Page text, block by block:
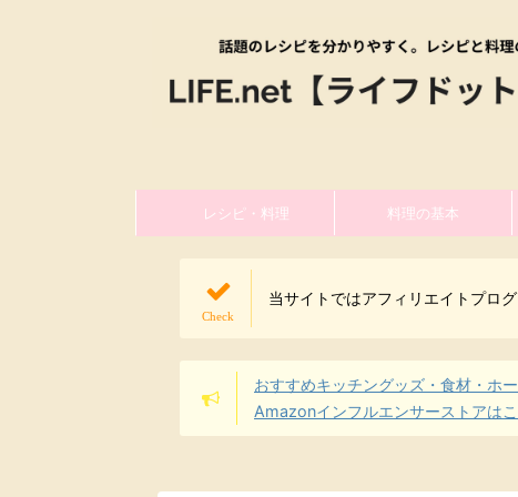
レシピ・料理 料理の基本
当サイトではアフィリエイトプロ
おすすめキッチングッズ・食材・ホ
Amazonインフルエンサーストアは